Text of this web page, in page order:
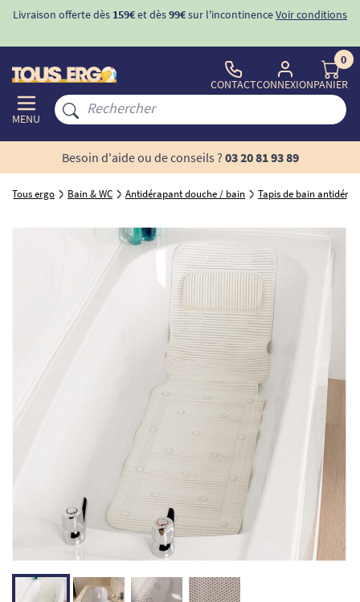
Livraison offerte dès 159€et dès99€sur l'incontinenceVoir conditions
MENU
CONTACTCONNEXION
0
PANIER
Besoin d'aide ou de conseils ? 03 20 81 93 89
Tous ergo Bain & WC Antidérapant douche / bain Tapis de bain